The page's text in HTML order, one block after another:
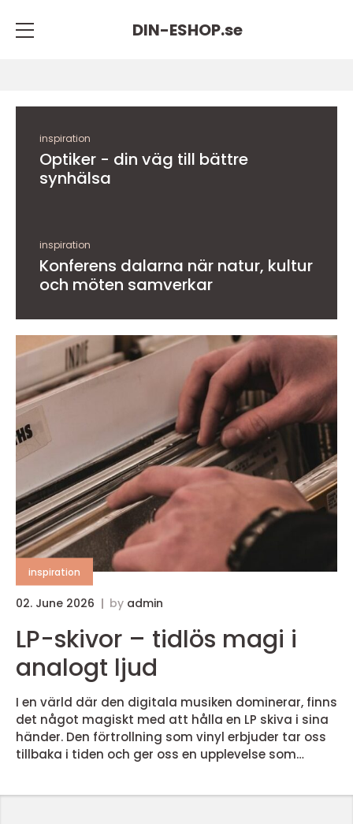
DIN-ESHOP.se
inspiration
Optiker - din väg till bättre
synhälsa
inspiration
Konferens dalarna när natur, kultur
och möten samverkar
inspiration
02. June 2026 by admin
LP-skivor – tidlös magi i
analogt ljud
I en värld där den digitala musiken dominerar, finns
det något magiskt med att hålla en LP skiva i sina
händer. Den förtrollning som vinyl erbjuder tar oss
tillbaka i tiden och ger oss en upplevelse som